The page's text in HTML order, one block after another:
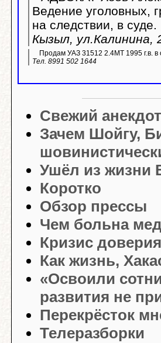
Ведение уголовных,
на следствии, в
Кызыл, ул.Калинина,
Продам УАЗ 31512 2.4МТ 1995 г.в. в
Тел. 8991 502 1644
Свежий анекдот
Зачем Шойгу,
Ушёл из жизни
Коротко
Обзор прессы
Чем больна
Кризис доверия
Как жизнь,
«Освоили
развития не
Перекрёсток
Телеразборки